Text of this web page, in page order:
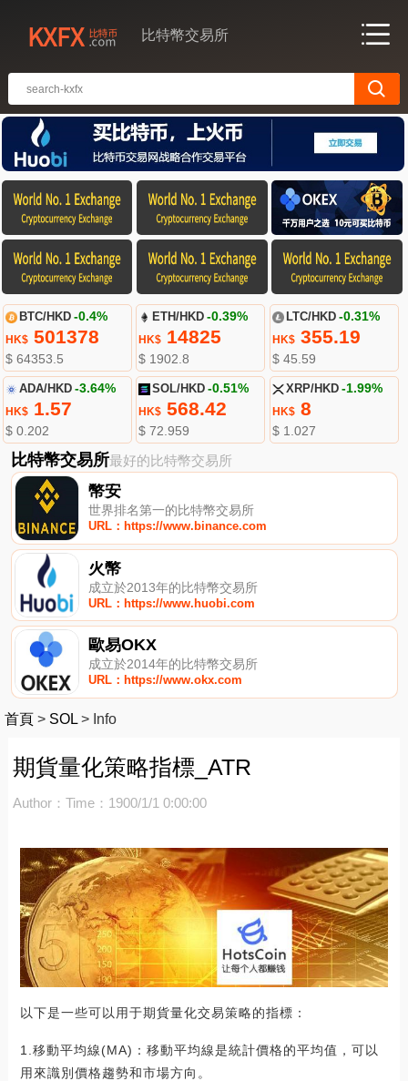
比特幣交易所
BTC/HKD -0.4%
HK$501378
$ 64353.5
ETH/HKD -0.39%
HK$ 14825
$ 1902.8
LTC/HKD -0.31%
HK$355.19
$ 45.59
ADA/HKD -3.64%
HK$1.57
$ 0.202
SOL/HKD -0.51%
HK$ 568.42
$ 72.959
XRP/HKD -1.99%
HK$8
$ 1.027
比特幣交易所最好的比特幣交易所
幣安
世界排名第一的比特幣交易所
URL：https://www.binance.com
火幣
成立於2013年的比特幣交易所
URL：https://www.huobi.com
歐易OKX
成立於2014年的比特幣交易所
URL：https://www.okx.com
首頁 > SOL > Info
期貨量化策略指標_ATR
Author： Time：1900/1/1 0:00:00
以下是一些可以用于期貨量化交易策略的指標：
1.移動平均線(MA)：移動平均線是統計價格的平均值，可以
用來識別價格趨勢和市場方向。